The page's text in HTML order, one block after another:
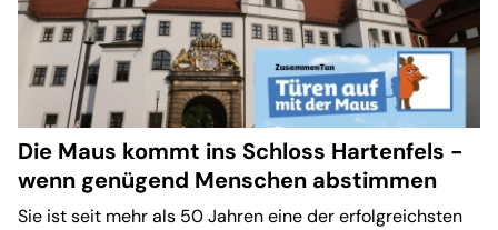
Die Maus kommt ins Schloss Hartenfels -
wenn genügend Menschen abstimmen
Sie ist seit mehr als 50 Jahren eine der erfolgreichsten